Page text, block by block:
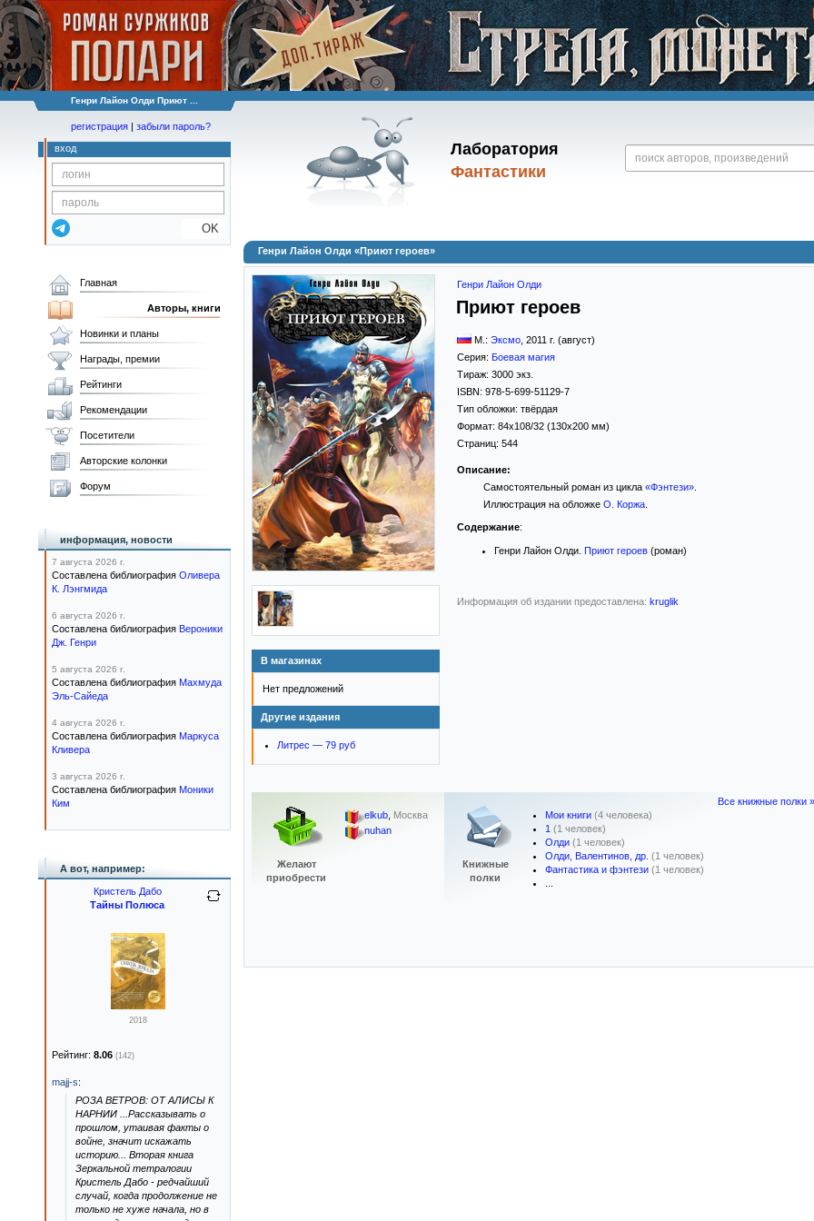
Генри Лайон Олди Приют ...
Лаборатория
Фантастики
регистрация | забыли пароль?
вход
OK
Генри Лайон Олди «Приют героев»
В магазинах
Нет предложений
Другие издания
Литрес — 79 руб
Генри Лайон Олди
Приют героев
М.: Эксмо 2011 г. (август)
Серия: Боевая магия
Тираж: 3000 экз.
ISBN: 978-5-699-51129-7
Тип обложки: твёрдая
Формат: 84x108/32 (130x200 мм)
Страниц: 544
Описание:
Самостоятельный роман из цикла «Фэнтези».
Иллюстрация на обложке О. Коржа.
Содержание:
Генри Лайон Олди. Приют героев (роман)
Информация об издании предоставлена: kruglik
Желают
приобрести
elkub, Москва
nuhan
Книжные
полки
Мои книги (4 человека)
1 (1 человек)
Олди (1 человек)
Олди, Валентинов, др. (1 человек)
Фантастика и фэнтези (1 человек)
Все книжные полки »
Главная
Авторы, книги
Новинки и планы
Награды, премии
Рейтинги
Рекомендации
Посетители
Авторские колонки
Форум
информация, новости
7 августа 2026 г.
Составлена библиография Оливера
К. Лэнгмида
6 августа 2026 г.
Составлена библиография Вероники
Дж. Генри
5 августа 2026 г.
Составлена библиография Махмуда
Эль-Сайеда
4 августа 2026 г.
Составлена библиография Маркуса
Кливера
3 августа 2026 г.
Составлена библиография Моники
Ким
А вот, например:
Кристель Дабо
Тайны Полюса
2018
Рейтинг: 8.06 (142)
majj-s:
РОЗА ВЕТРОВ: ОТ АЛИСЫ К
НАРНИИ ...Рассказывать о
прошлом, утаивая факты о
войне, значит искажать
историю... Вторая книга
Зеркальной тетралогии
Кристель Дабо - редчайший
случай, когда продолжение не
только не хуже начала, но в